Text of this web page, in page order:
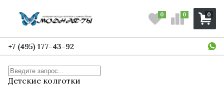
0
0 0
+7 (495) 177-43-92
Детские колготки